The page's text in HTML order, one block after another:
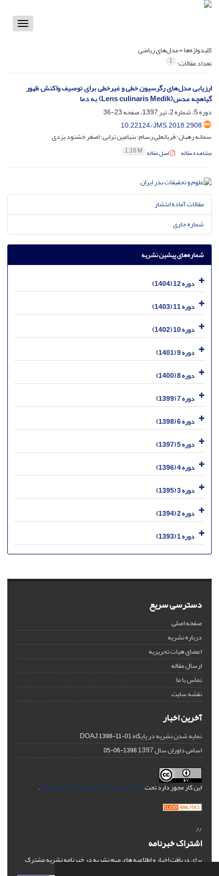
Toggle
کلیدواژه‌ها =مدل‌های ریاضی
تعداد مقالات: 1
ارزیابی مدل‌‌‌های رگرسیون خطی و غیرخطی برای توصیف واکنش ظهور
گیاهچه عدس(Lens culinaris Medik) به دما
دوره 5، شماره 2، تیر 1397، صفحه
23-36
10.22124/JMS.2018.2908
سمانه رهبان؛ قربانعلی رسام؛ بنیامین ترابی؛ اصغر خشنود یزدی
مشاهده مقاله اصل مقاله 1.16 M
مقالات آماده انتشار
شماره جاری
شماره‌های پیشین نشریه
دوره 12 (1404)
دوره 11 (1403)
دوره 10 (1402)
دوره 9 (1401)
دوره 8 (1400)
دوره 7 (1399)
دوره 6 (1398)
دوره 5 (1397)
دوره 4 (1396)
دوره 3 (1395)
دوره 2 (1394)
دوره 1 (1393)
دسترسی سریع
صفحه اصلی
درباره نشریه
اعضای هیات تحریریه
ارسال مقاله
تماس با ما
نقشه سایت
آخرین اخبار
نمایه شدن نشریه در پایگاه DOAJ1398-11-01
اسامی داوران سال 1397 1398-06-05
این کار مجوز دارد تحتمجوز کریتیو کامنز تخصیص 4.0 بین‌المللی .
//
اشتراک خبرنامه
برای دریافت اخبار و اطلاعیه های مهم نشریه در خبرنامه نشریه مشترک